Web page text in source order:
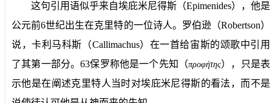
这句引用语似乎来自埃庇米尼得斯（Epimenides），他是
公元前6世纪出生在克里特的一位诗人。罗伯逊（Robertson）
说，卡利马科斯（Callimachus）在一首给宙斯的颂歌中引用
了其第一部分。63保罗称他是一个先知（προφήτης），只是表
示他是在阐述克里特人当时对埃庇米尼得斯的看法，而不是